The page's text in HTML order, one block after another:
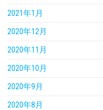
2021年1月
2020年12月
2020年11月
2020年10月
2020年9月
2020年8月